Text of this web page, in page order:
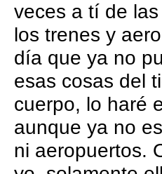
veces a tí de
los trenes y
día que ya no
esas cosas del
cuerpo, lo haré
aunque ya no
ni aeropuertos.